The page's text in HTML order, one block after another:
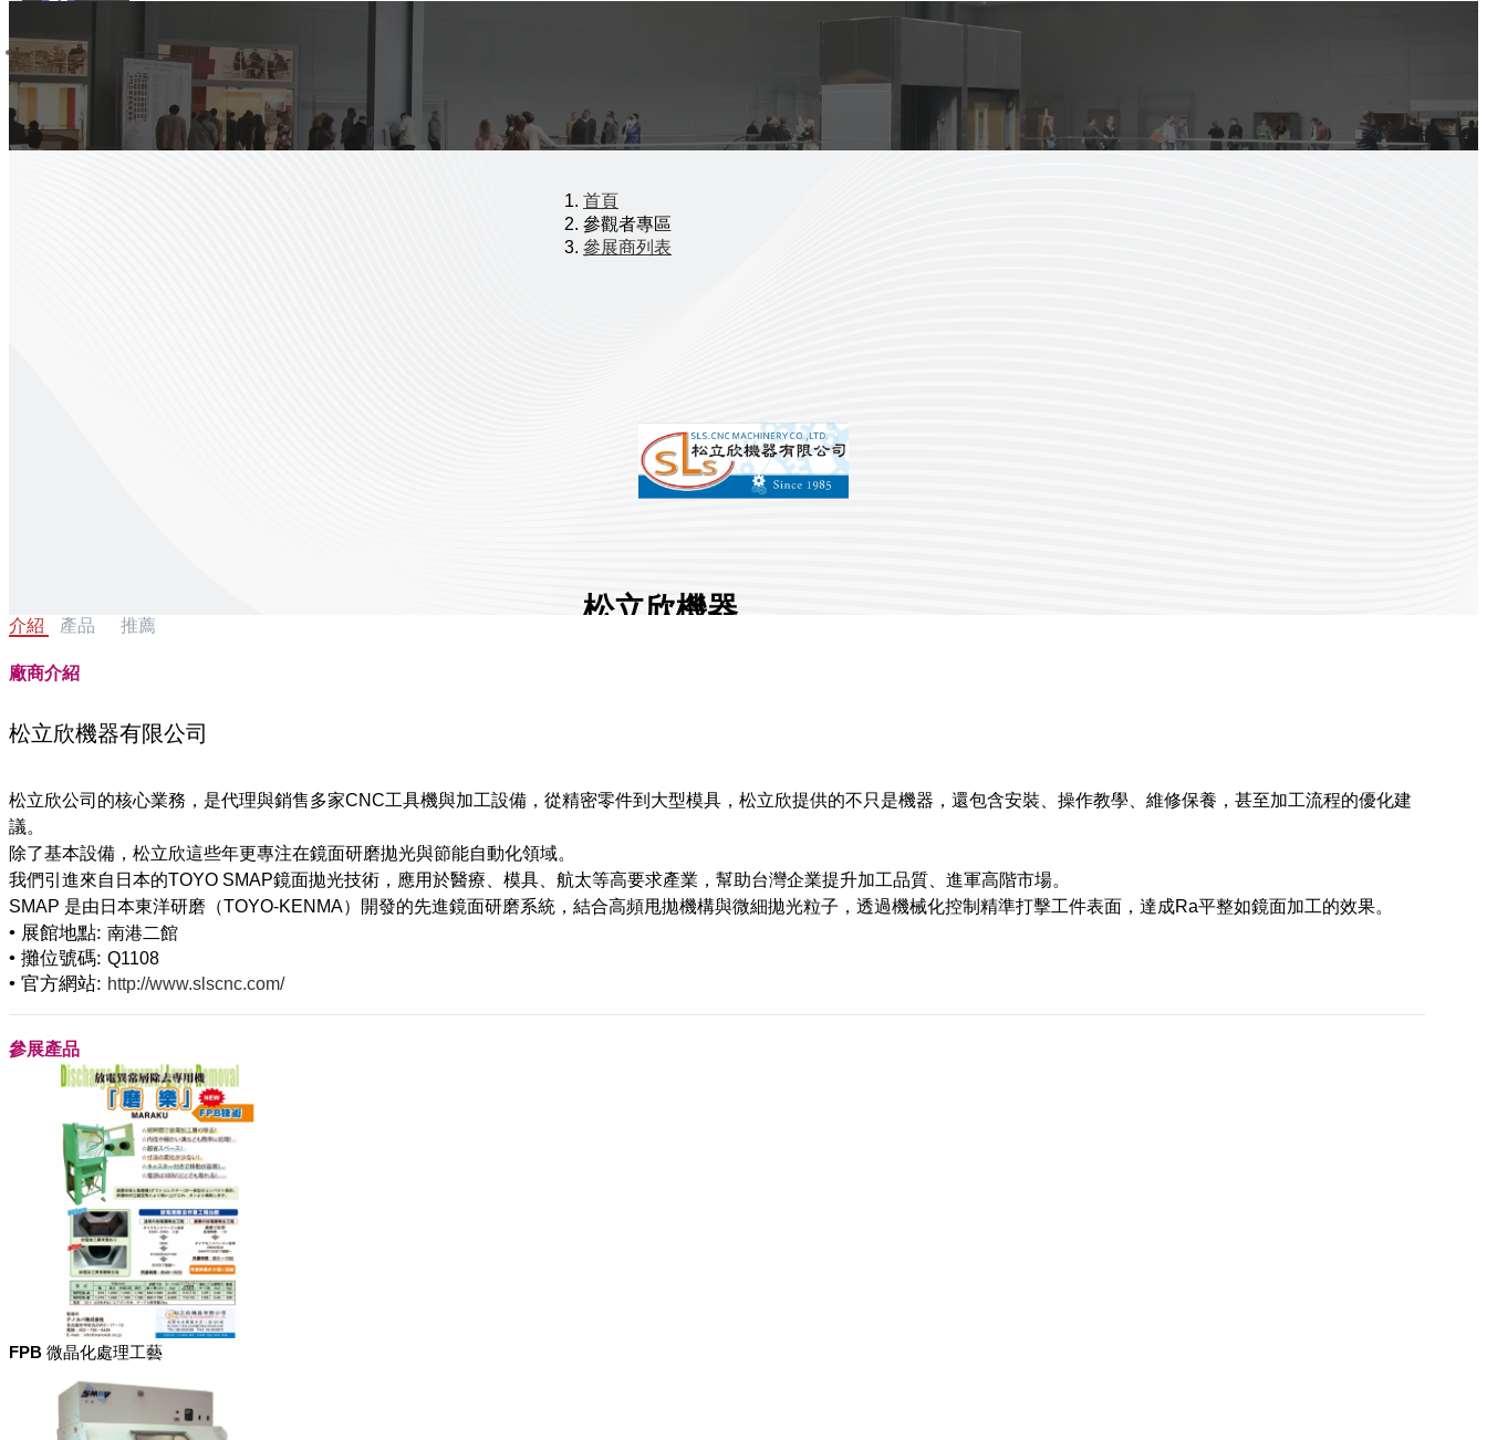
首頁
參觀者專區
參展商列表
松立欣機器
介紹 產品 推薦
廠商介紹
松立欣機器有限公司
松立欣公司的核心業務，是代理與銷售多家CNC工具機與加工設備，從精密零件到大型模具，松立欣提供的不只是機器，還包含安裝、操作教學、維修保養，甚至加工流程的優化建
議。
除了基本設備，松立欣這些年更專注在鏡面研磨拋光與節能自動化領域。
我們引進來自日本的TOYO SMAP鏡面拋光技術，應用於醫療、模具、航太等高要求產業，幫助台灣企業提升加工品質、進軍高階市場。
• 展館地點: 南港二館
• 攤位號碼: Q1108
• 官方網站: http://www.slscnc.com/
參展產品
FPB 微晶化處理工藝